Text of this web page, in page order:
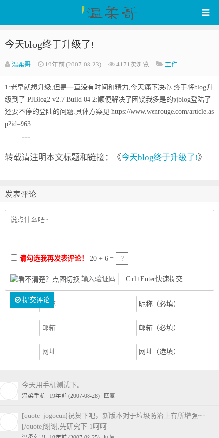
WenRou's Blog
今天blog终于升级了!
温柔哥 19年前 (2007-08-23) 4171次浏览 工作
1:老早就想升级,但是一直没有时间和精力,今天痛下决心.终于将blog升
级到了 PJBlog2 v2.7 Build 04 2:顺便解决了困饶我多是的pjblog登陆了
还要不停的登陆的问题.具体方案见 https://www.wenrouge.com/article.as
p?id=963
---
转载请注明本文标题和链接：《今天blog终于升级了!》
发表评论
请勾选我再发表评论！ 20 + 6 =
Ctrl+Enter快速提交
提交评论
昵称（必填）
邮箱（必填）
网址（选填）
今天用手机测试下。
温柔手机 19年前 (2007-08-28) 回复
[quote=jogocun]祝贺下吧，新版本对于垃圾防治上有所增强～
[/quote]谢谢,先研究下!1呵呵